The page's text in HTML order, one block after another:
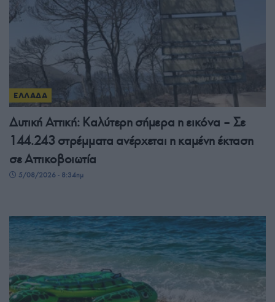
ΕΛΛΑΔΑ
Δυτική Αττική: Καλύτερη σήμερα η εικόνα – Σε
144.243 στρέμματα ανέρχεται η καμένη έκταση
σε Αττικοβοιωτία
5/08/2026 - 8:34πμ